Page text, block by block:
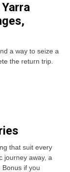
a way to seize a
the return trip.
that suit every
journey away, a
if you